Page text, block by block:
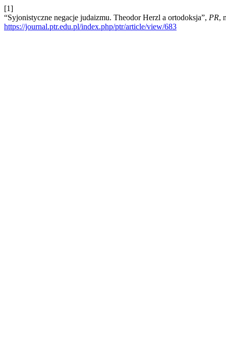
[1]
“Syjonistyczne negacje judaizmu. Theodor Herzl a ortodoksja”, PR,
https://journal.ptr.edu.pl/index.php/ptr/article/view/683